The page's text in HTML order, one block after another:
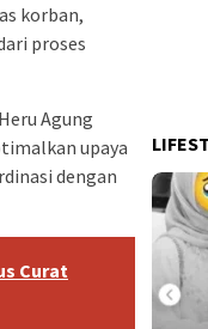
korban,
proses
Agung
upaya
dengan
Curat